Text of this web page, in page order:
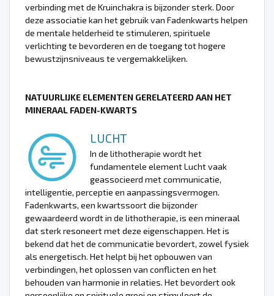
verbinding met de Kruinchakra is bijzonder sterk. Door
deze associatie kan het gebruik van Fadenkwarts helpen
de mentale helderheid te stimuleren, spirituele
verlichting te bevorderen en de toegang tot hogere
bewustzijnsniveaus te vergemakkelijken.
NATUURLIJKE ELEMENTEN GERELATEERD AAN HET
MINERAAL FADEN-KWARTS
LUCHT
In de lithotherapie wordt het
fundamentele element Lucht vaak
geassocieerd met communicatie,
intelligentie, perceptie en aanpassingsvermogen.
Fadenkwarts, een kwartssoort die bijzonder
gewaardeerd wordt in de lithotherapie, is een mineraal
dat sterk resoneert met deze eigenschappen. Het is
bekend dat het de communicatie bevordert, zowel fysiek
als energetisch. Het helpt bij het opbouwen van
verbindingen, het oplossen van conflicten en het
behouden van harmonie in relaties. Het bevordert ook